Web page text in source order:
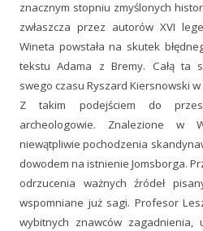
znacznym stopniu zmyślonych
zwłaszcza przez autorów XVI
Wineta powstała na skutek
tekstu Adama z Bremy. Całą ta
swego czasu Ryszard Kiersnowski
Z takim podejściem do
archeologowie. Znalezione w
niewątpliwie pochodzenia
dowodem na istnienie Jomsborga.
odrzucenia ważnych źródeł
wspomniane już sagi. Profesor
wybitnych znawców zagadnienia,